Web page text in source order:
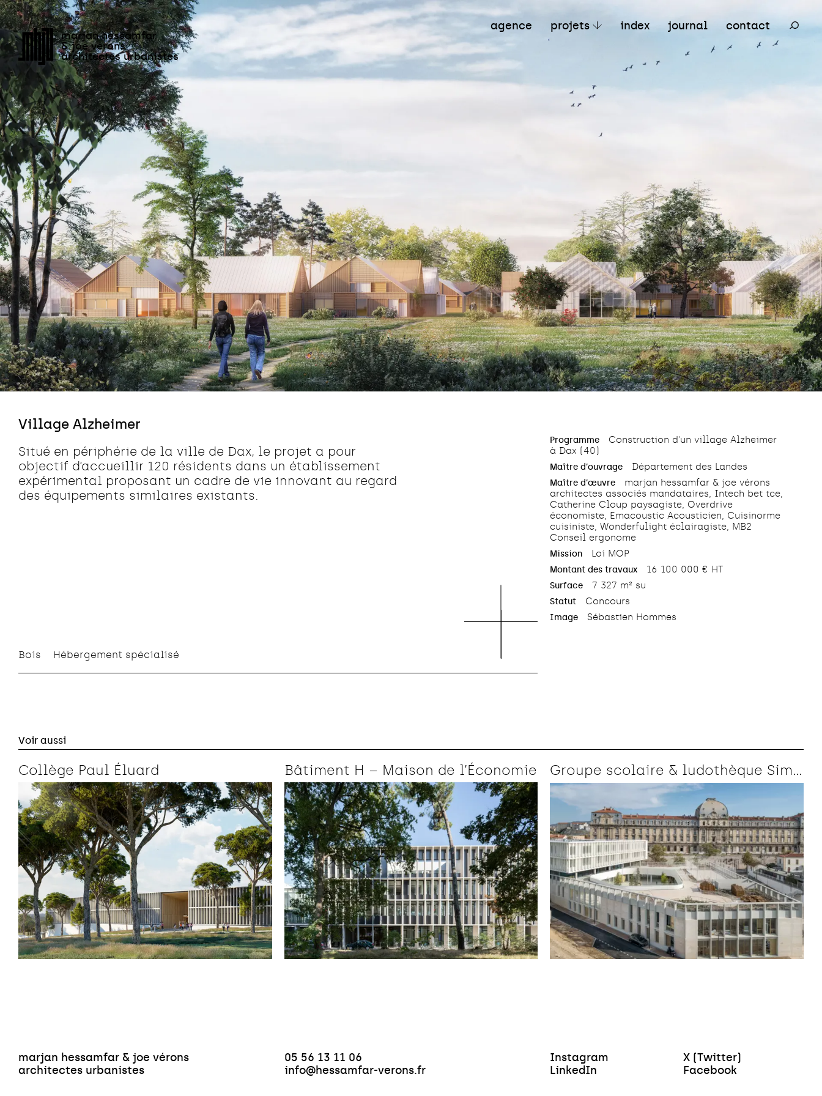
marjan hessamfar
& joe vérons
architectes urbanistes
agence projets index journal contact
Village Alzheimer
Situé en périphérie de la ville de Dax, le projet a pour
objectif d’accueillir 120 résidents dans un établissement
expérimental proposant un cadre de vie innovant au regard
des équipements similaires existants.
Programme
Construction d'un village Alzheimer
à Dax (40)
Maître d’ouvrage Département des Landes
Maître d’œuvre
marjan hessamfar & joe vérons
architectes associés mandataires, Intech bet tce,
Catherine Cloup paysagiste, Overdrive
économiste, Emacoustic Acousticien, Cuisinorme
cuisiniste, Wonderfulight éclairagiste, MB2
Conseil ergonome
Mission Loi MOP
Montant des travaux 16 100 000 € HT
Surface 7 327 m² su
Statut Concours
Image Sébastien Hommes
Bois Hébergement spécialisé
Voir aussi
Collège Paul Éluard
Bas carbone Bois Enseignement
Bâtiment H – Maison de l’Économie
Bois Bureaux Enseignement Laboratoires Recherche
Groupe scolaire & ludothèque Simone de Beauvoir
Aménagement urbain Bas carbone
Enseignement
marjan hessamfar & joe vérons
architectes urbanistes
05 56 13 11 06
info@hessamfar-verons.fr
Instagram
LinkedIn
X (Twitter)
Facebook